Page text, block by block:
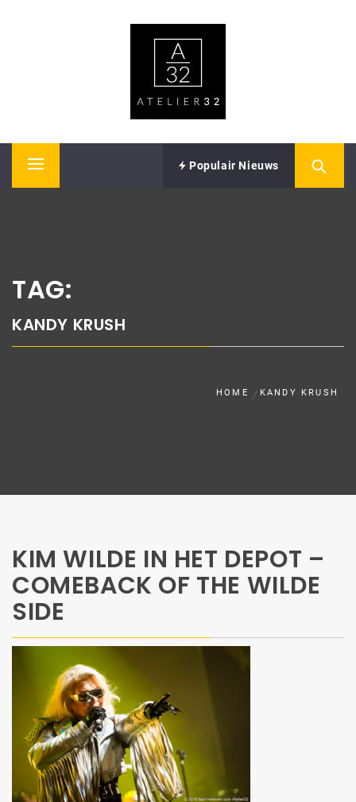
Primary
Populair Nieuws
TAG:
KANDY KRUSH
HOME KANDY KRUSH
KIM WILDE IN HET DEPOT –
COMEBACK OF THE WILDE
SIDE